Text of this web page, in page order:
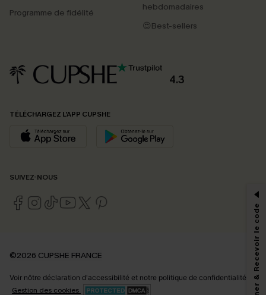
Programme de fidélité
hebdomadaires
😍Best-sellers
4.3
TÉLÉCHARGEZ L’APP CUPSHE
SUIVEZ-NOUS
©2026 CUPSHE FRANCE
Voir nôtre déclaration d'accessibilité et notre politique de confidentialité.
Gestion des cookies
*Un code par commande, valable une seule fois.
marketing (y compris du contenu généré par l'IA) de Cupshe et
pouvons utiliser les données collectées sur notre site ainsi que des
technologies de suivi, telles que des pixels intégrés à nos e-mails, afin de
S'abonner & Recevoir le code